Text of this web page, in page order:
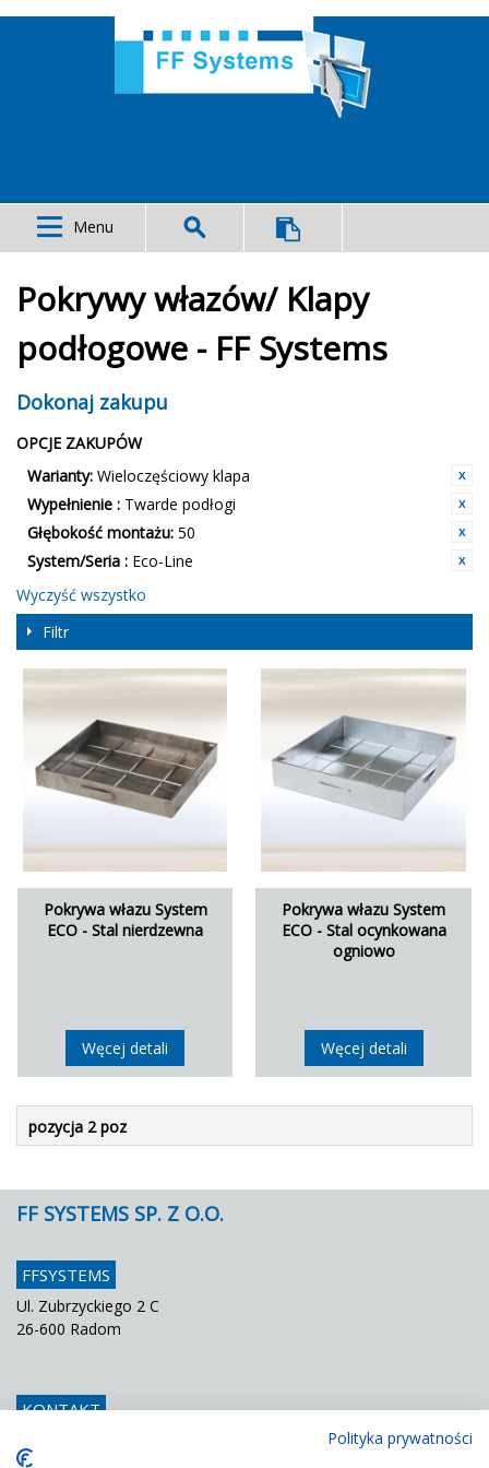
Menu
Pokrywy włazów/ Klapy
podłogowe - FF Systems
Dokonaj zakupu
OPCJE ZAKUPÓW
Warianty: Wieloczęściowy klapa
Wypełnienie : Twarde podłogi
Głębokość montażu: 50
System/Seria : Eco-Line
Wyczyść wszystko
Filtr
Pokrywa włazu System
ECO - Stal nierdzewna
Węcej detali
Pokrywa włazu System
ECO - Stal ocynkowana
ogniowo
Węcej detali
pozycja 2 poz
FF SYSTEMS SP. Z O.O.
FFSYSTEMS
Ul. Zubrzyckiego 2 C
26-600 Radom
KONTAKT
Fax
Polityka prywatności